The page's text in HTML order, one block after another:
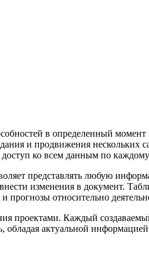
в определенный момент
и продвижения нескольких
ко всем данным по
представлять любую
изменения в документ.
прогнозы относительно
проектами. Каждый
актуальной